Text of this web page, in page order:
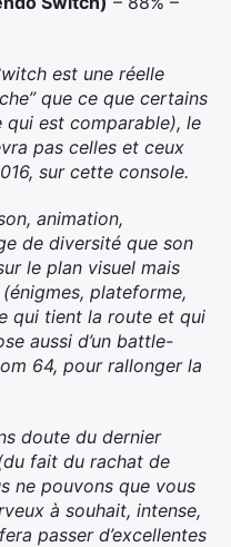
est une réelle
que ce que certains
est comparable), le
pas celles et ceux
sur cette console.
animation,
de diversité que son
le plan visuel mais
plateforme,
qui tient la route et qui
aussi d’un battle-
64, pour rallonger la
doute du dernier
fait du rachat de
ne pouvons que vous
à souhait, intense,
passer d’excellentes